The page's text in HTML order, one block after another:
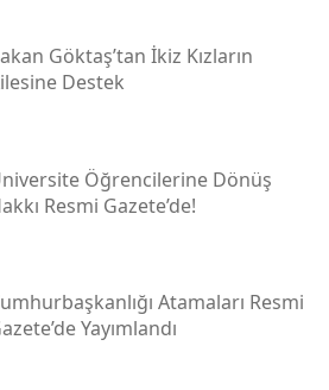
Göktaş’tan İkiz Kızların
Destek
Öğrencilerine Dönüş
Resmi Gazete’de!
Atamaları Resmi
Yayımlandı